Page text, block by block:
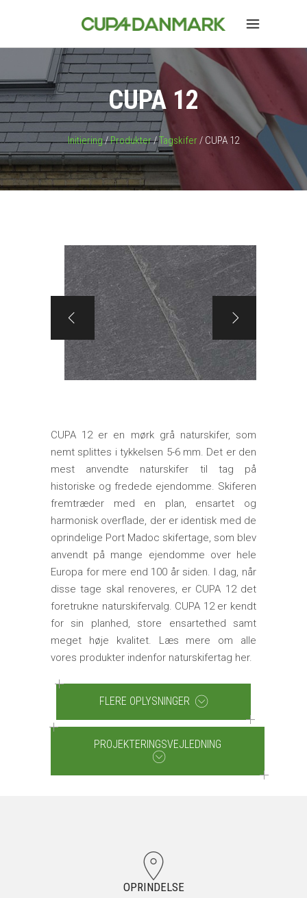
CUPA 12
Initiering/Produkter/Tagskifer/ CUPA 12
CUPA 12 er en mørk grå naturskifer, som
nemt splittes i tykkelsen 5-6 mm. Det er den
mest anvendte naturskifer til tag på
historiske og fredede ejendomme. Skiferen
fremtræder med en plan, ensartet og
harmonisk overflade, der er identisk med de
oprindelige Port Madoc skifertage, som blev
anvendt på mange ejendomme over hele
Europa for mere end 100 år siden. I dag, når
disse tage skal renoveres, er CUPA 12 det
foretrukne naturskifervalg. CUPA 12 er kendt
for sin planhed, store ensartethed samt
meget høje kvalitet. Læs mere om alle
vores produkter indenfor naturskifertag her.
FLERE OPLYSNINGER
PROJEKTERINGSVEJLEDNING
OPRINDELSE